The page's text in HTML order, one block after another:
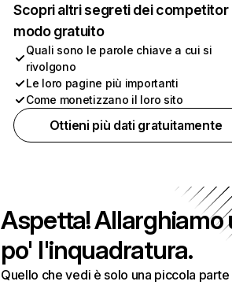
Scopri altri segreti dei competitor
modo gratuito
Quali sono le parole chiave a cui si
rivolgono
Le loro pagine più importanti
Come monetizzano il loro sito
Ottieni più dati gratuitamente
Aspetta! Allarghiamo
po' l'inquadratura.
Quello che vedi è solo una piccola parte